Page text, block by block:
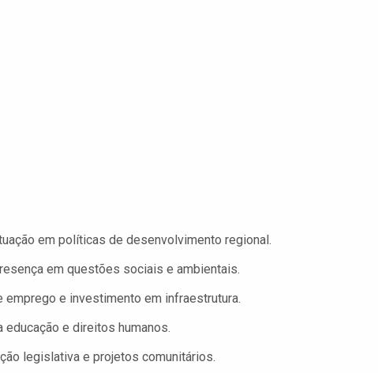
em políticas de desenvolvimento regional.
em questões sociais e ambientais.
emprego e investimento em infraestrutura.
e direitos humanos.
legislativa e projetos comunitários.